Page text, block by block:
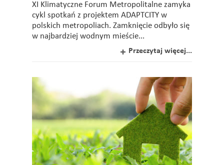
XI Klimatyczne Forum Metropolitalne zamyka
cykl spotkań z projektem ADAPTCITY w
polskich metropoliach. Zamknięcie odbyło się
w najbardziej wodnym mieście...
Przeczytaj więcej...